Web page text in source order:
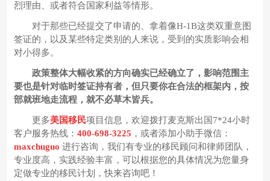
烈理由、或者符合国家利益等情形。
对于那些已经提交了申请的、拿着像H-1B这类双重意图
签证的，以及某些特定类别的人来说，受到的实质影响会相
对小得多。
政策整体大幅收紧的方向确实已经确立了，影响范围主
要也是针对临时签证持有者，但只要你在合法的框架内，按
部就班地走流程，就不必草木皆兵。
更多美国移民项目信息，欢迎拨打麦克斯出国7*24小时
客户服务热线：400-698-3225 ，或者添加小助手微信：
maxchuguo进行咨询，我们有专业的移民顾问和律师团队，
专业度高，实践经验丰富，可以根据您的具体情况为您量身
定做专业的移民计划，快来咨询吧！